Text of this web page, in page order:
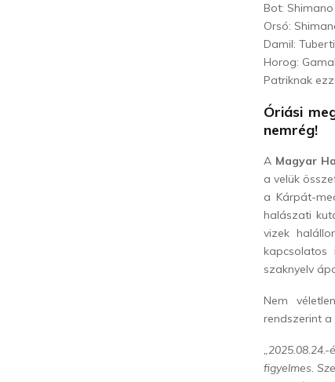
Bot:
Orsó:
Damil:
Horog:
Patriknak
Óriási
nemrég!
A Magyar
a velük
a Kárpát-
halászati
vizek
szaknyelv
Nem
rendszerint
figyelmes.